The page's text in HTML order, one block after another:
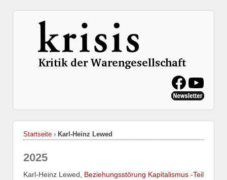
Startseite › Karl-Heinz Lewed
2025
Karl-Heinz Lewed, Beziehungsstörung Kapitalismus -Teil